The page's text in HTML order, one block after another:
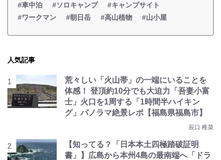
#車中泊
#ソロキャンプ
#キャンプサイト
#ワークマン
#朝日岳 #高山植物 #山小屋
人気記事
荒々しい「火山帯」の一端にいることを
体感！ 登頂約10分でも大迫力「吾妻小富
士」火口を1周する「1時間半ハイキン
グ」パノラマ絶景レポ【福島県福島市】
辰口 稚菜
【知ってる？「日本本土四極踏破証明
書」】広島から本州4島の最南端へ「ドラ